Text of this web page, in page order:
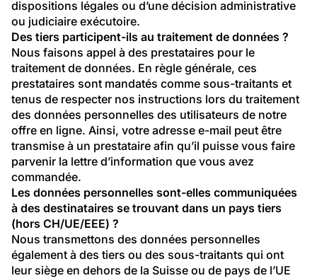
dispositions légales ou d’une décision administrative
ou judiciaire exécutoire.
Des tiers participent-ils au traitement de données ?
Nous faisons appel à des prestataires pour le
traitement de données. En règle générale, ces
prestataires sont mandatés comme sous-traitants et
tenus de respecter nos instructions lors du traitement
des données personnelles des utilisateurs de notre
offre en ligne. Ainsi, votre adresse e-mail peut être
transmise à un prestataire afin qu’il puisse vous faire
parvenir la lettre d’information que vous avez
commandée.
Les données personnelles sont-elles communiquées
à des destinataires se trouvant dans un pays tiers
(hors CH/UE/EEE) ?
Nous transmettons des données personnelles
également à des tiers ou des sous-traitants qui ont
leur siège en dehors de la Suisse ou de pays de l’UE